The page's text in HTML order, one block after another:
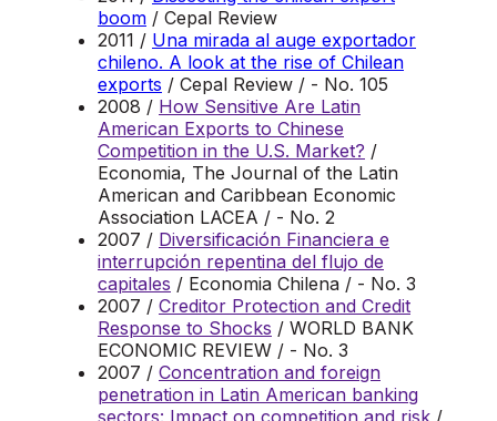
boom / Cepal Review
2011 / Una mirada al auge exportador
chileno. A look at the rise of Chilean
exports / Cepal Review / - No. 105
2008 / How Sensitive Are Latin
American Exports to Chinese
Competition in the U.S. Market? /
Economia, The Journal of the Latin
American and Caribbean Economic
Association LACEA / - No. 2
2007 / Diversificación Financiera e
interrupción repentina del flujo de
capitales / Economia Chilena / - No. 3
2007 / Creditor Protection and Credit
Response to Shocks / WORLD BANK
ECONOMIC REVIEW / - No. 3
2007 / Concentration and foreign
penetration in Latin American banking